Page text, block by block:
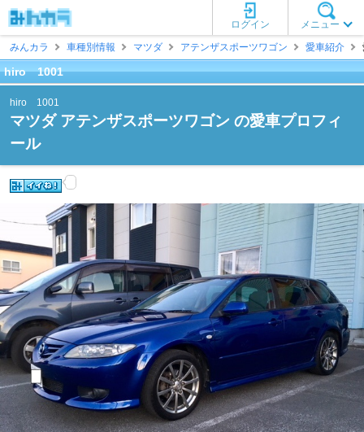
メニュー
ログイン
みんカラ
車種別情報 マツダ アテンザスポーツワゴン 愛車紹介
hiro 1001
hiro 1001
マツダ アテンザスポーツワゴン の愛車プロフィ
ール